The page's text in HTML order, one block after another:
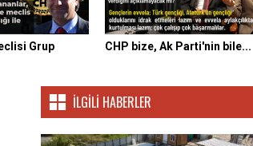
Grup
CHP bize, Ak Parti'nin bile...
İLGILI HABERLER